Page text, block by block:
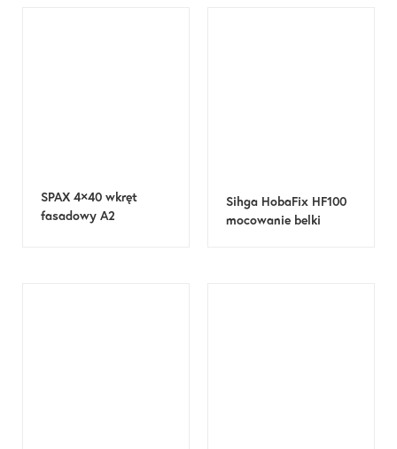
SPAX 4×40 wkręt
fasadowy A2
Sihga HobaFix HF100
mocowanie belki